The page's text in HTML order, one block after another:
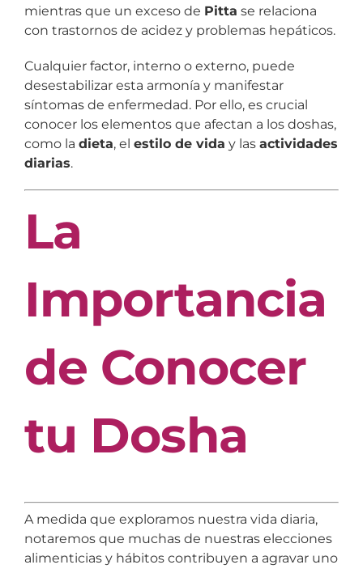
mientras que un exceso de Pitta se relaciona
con trastornos de acidez y problemas hepáticos.
Cualquier factor, interno o externo, puede
desestabilizar esta armonía y manifestar
síntomas de enfermedad. Por ello, es crucial
conocer los elementos que afectan a los doshas,
como la dieta, el estilo de vida y las actividades
diarias.
La
Importancia
de Conocer
tu Dosha
A medida que exploramos nuestra vida diaria,
notaremos que muchas de nuestras elecciones
alimenticias y hábitos contribuyen a agravar uno